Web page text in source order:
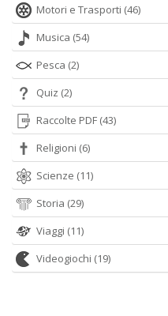
Motori e Trasporti (46)
Musica (54)
Pesca (2)
Quiz (2)
Raccolte PDF (43)
Religioni (6)
Scienze (11)
Storia (29)
Viaggi (11)
Videogiochi (19)